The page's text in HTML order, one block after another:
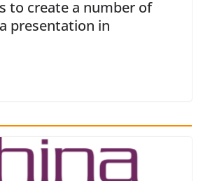
to create a number of
presentation in